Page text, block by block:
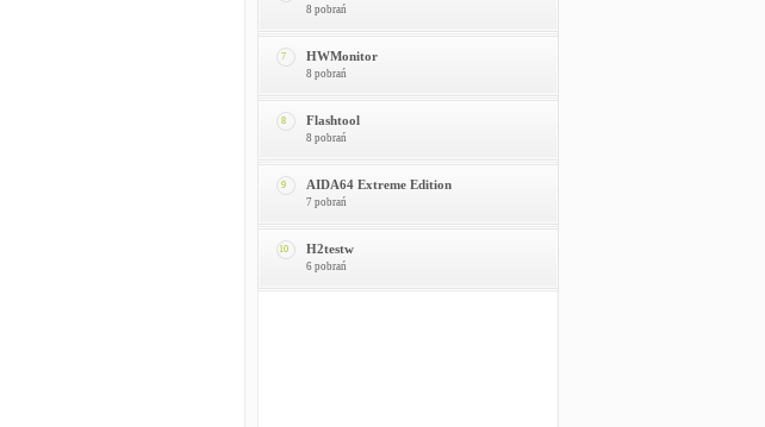
8 pobrań
7 HWMonitor
8 pobrań
8 Flashtool
8 pobrań
9 AIDA64 Extreme Edition
7 pobrań
10 H2testw
6 pobrań